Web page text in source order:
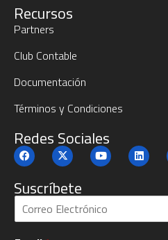
Recursos
Partners
Club Contable
Documentación
Términos y Condiciones
Redes Sociales
Suscríbete
S